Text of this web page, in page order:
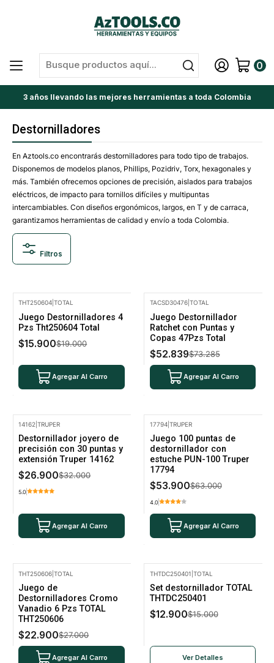
0
3 años llevando las mejores herramientas a toda Colombia
Destornilladores
En Aztools.co encontrarás destornilladores para todo tipo de trabajos.
Disponemos de modelos planos, Phillips, Pozidriv, Torx, hexagonales y
más. También ofrecemos opciones de precisión, aislados para trabajos
eléctricos, de impacto para tornillos difíciles y multipuntas
intercambiables. Con diseños ergonómicos, largos, en T y de carraca,
garantizamos herramientas de calidad y envío a toda Colombia.
Filtros
THT250604 |TOTAL
Juego Destornilladores 4
Pzs Tht250604 Total
$15.900$19.000
Agregar Al Carro
TACSD30476| TOTAL
Juego Destornillador
Ratchet con Puntas y
Copas 47Pzs Total
$52.839$73.285
Agregar Al Carro
14162 |TRUPER
Destornillador joyero de
precisión con 30 puntas y
extensión Truper 14162
$26.900$32.000
5.0
Agregar Al Carro
17794| TRUPER
Juego 100 puntas de
destornillador con
estuche PUN-100 Truper
17794
$53.900$63.000
4.0
Agregar Al Carro
THT250606 |TOTAL
Juego de
Destornilladores Cromo
Vanadio 6 Pzs TOTAL
THT250606
$22.900$27.000
Agregar Al Carro
No disponible
THTDC250401 TOTAL
Set destornillador TOTAL
THTDC250401
$12.900$15.000
Ver Detalles